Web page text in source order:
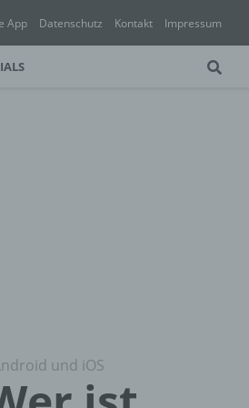
App Datenschutz Kontakt Impressum
und iOS